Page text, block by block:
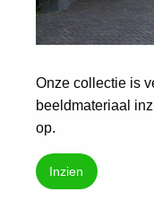
Onze collectie is
beeldmateriaal
op.
Inzien